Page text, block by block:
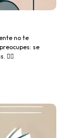
no te
se
🤷‍♂️